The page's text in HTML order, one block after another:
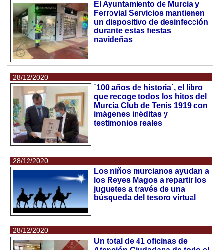
El Ayuntamiento de Murcia y
Ferrovial Servicios mantienen
un dispositivo de desinfección
durante estas fiestas
navideñas
28/12/2020
´100 años de historia´, el libro
que recoge todos los hitos del
Murcia Club de Tenis 1919 con
imágenes inéditas y
testimonios reales
28/12/2020
Los niños murcianos ayudan a
los Reyes Magos a repartir los
juguetes a través de una
búsqueda del tesoro virtual
28/12/2020
Un total de 41 oficinas de